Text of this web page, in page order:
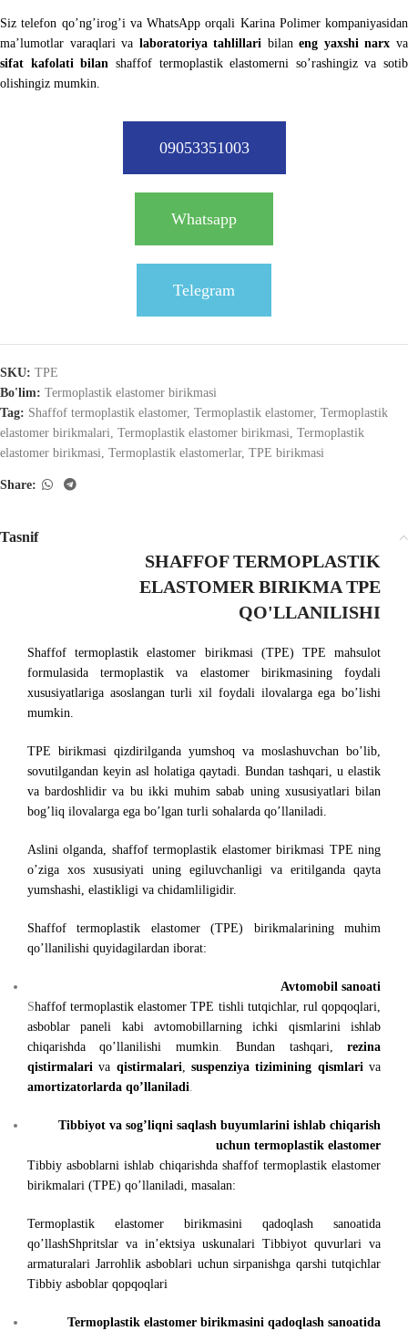
Siz telefon qo’ng’irog’i va WhatsApp orqali Karina Polimer kompaniyasidan
ma’lumotlar varaqlari va laboratoriya tahlillari bilaneng yaxshi narx va
sifat kafolati bilan shaffof termoplastik elastomerni so’rashingiz va sotib
olishingiz mumkin.
09053351003
Whatsapp
Telegram
SKU: TPE
Bo'lim: Termoplastik elastomer birikmasi
Tag: Shaffof termoplastik elastomer, Termoplastik elastomer, Termoplastik
elastomer birikmalari, Termoplastik elastomer birikmasi, Termoplastik
elastomer birikmasi, Termoplastik elastomerlar, TPE birikmasi
Share:
Tasnif
SHAFFOF TERMOPLASTIK
ELASTOMER BIRIKMA TPE
QO'LLANILISHI
Shaffof termoplastik elastomer birikmasi (TPE) TPE mahsulot
formulasida termoplastik va elastomer birikmasining foydali
xususiyatlariga asoslangan turli xil foydali ilovalarga ega bo’lishi
mumkin.
TPE birikmasi qizdirilganda yumshoq va moslashuvchan bo’lib,
sovutilgandan keyin asl holatiga qaytadi. Bundan tashqari, u elastik
va bardoshlidir va bu ikki muhim sabab uning xususiyatlari bilan
bog’liq ilovalarga ega bo’lgan turli sohalarda qo’llaniladi.
Aslini olganda, shaffof termoplastik elastomer birikmasi TPE ning
o’ziga xos xususiyati uning egiluvchanligi va eritilganda qayta
yumshashi, elastikligi va chidamliligidir.
Shaffof termoplastik elastomer (TPE) birikmalarining muhim
qo’llanilishi quyidagilardan iborat:
Avtomobil sanoati
Shaffof termoplastik elastomer TPE tishli tutqichlar, rul qopqoqlari,
asboblar paneli kabi avtomobillarning ichki qismlarini ishlab
chiqarishda qo’llanilishi mumkin.Bundan tashqari,rezina
qistirmalari va qistirmalari,suspenziya tizimining qismlariva
amortizatorlarda qo’llaniladi.
Tibbiyot va sog’liqni saqlash buyumlarini ishlab chiqarish
uchun termoplastik elastomer
Tibbiy asboblarni ishlab chiqarishda shaffof termoplastik elastomer
birikmalari (TPE) qo’llaniladi, masalan:
Termoplastik elastomer birikmasini qadoqlash sanoatida
qo’llashShpritslar va in’ektsiya uskunalari Tibbiyot quvurlari va
armaturalari Jarrohlik asboblari uchun sirpanishga qarshi tutqichlar
Tibbiy asboblar qopqoqlari
Termoplastik elastomer birikmasini qadoqlash sanoatida